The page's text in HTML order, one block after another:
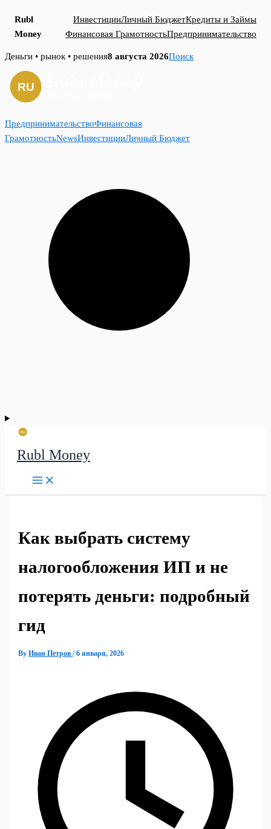
Rubl
Money
ИнвестицииЛичный БюджетКредиты и Займы
Финансовая ГрамотностьПредпринимательство
Skip
content
Деньги • рынок • решения8 августа 2026Поиск
ПредпринимательствоФинансовая
ГрамотностьNewsИнвестицииЛичный Бюджет
Rubl Money
Как выбрать систему
налогообложения ИП и не
потерять деньги: подробный
гид
ByИван Петров/6 января, 2026